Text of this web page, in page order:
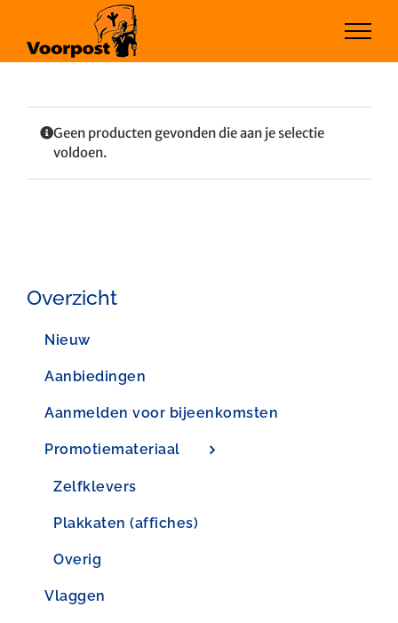
inhoud
Geen producten gevonden die aan je selectie
voldoen.
Overzicht
Nieuw
Aanbiedingen
Aanmelden voor bijeenkomsten
Promotiemateriaal
Zelfklevers
Plakkaten (affiches)
Overig
Vlaggen